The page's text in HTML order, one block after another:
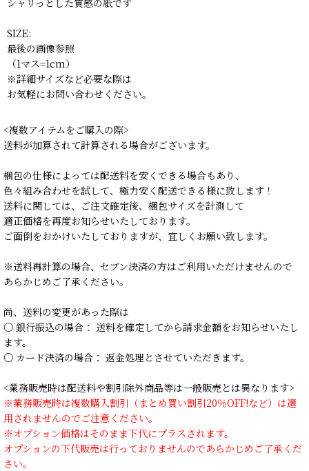
SIZE:
最後の画像参照
（1マス=1cm）
※詳細サイズなど必要な際は
お気軽にお問い合わせください。
<複数アイテムをご購入の際>
送料が加算されて計算される場合がございます。
梱包の仕様によっては配送料を安くできる場合もあり、
色々組み合わせを試して、極力安く配送できる様に致します！
送料に関しては、ご注文確定後、梱包サイズを計測して
適正価格を再度お知らせいたしております。
ご面倒をおかけいたしておりますが、宜しくお願い致します。
※送料再計算の場合、セブン決済の方はご利用いただけませんので
あらかじめご了承ください。
尚、送料の変更があった際は
○ 銀行振込の場合： 送料を確定してから請求金額をお知らせいたし
ます。
○ カード決済の場合： 返金処理とさせていただきます。
<業務販売時は配送料や割引除外商品等は一般販売とは異なります>
※業務販売時は複数購入割引（まとめ買い割引20％OFF!など）は適
用されませんのでご注意ください。
※オプション価格はそのまま下代にプラスされます。
オプションの下代販売は行っておりませんのであらかじめご了承くだ
さい。